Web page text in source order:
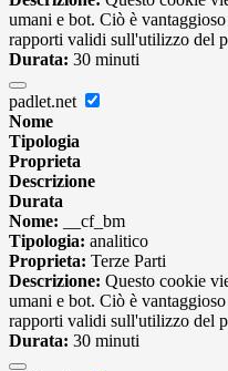
umani e bot. Ciò è
rapporti validi sull'utilizzo del
Durata: 30 minuti
padlet.net
Nome
Tipologia
Proprieta
Descrizione
Durata
Nome: __cf_bm
Tipologia: analitico
Proprieta: Terze Parti
Descrizione: Questo cookie
umani e bot. Ciò è
rapporti validi sull'utilizzo del
Durata: 30 minuti